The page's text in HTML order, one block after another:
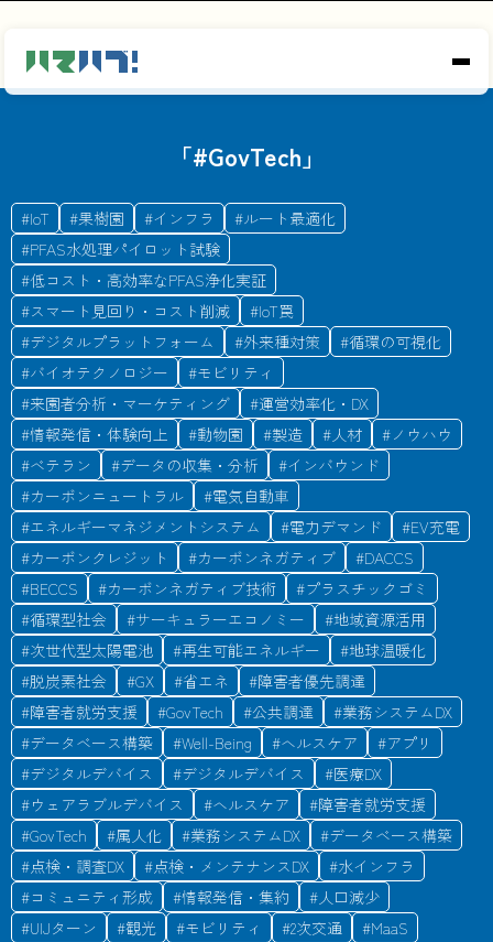
「#GovTech 」
#IoT #果樹園 #インフラ #ルート最適化
#PFAS水処理パイロット試験
#低コスト・高効率なPFAS浄化実証
#スマート見回り・コスト削減 #IoT罠
#デジタルプラットフォーム #外来種対策 #循環の可視化
#バイオテクノロジー #モビリティ
#来園者分析・マーケティング #運営効率化・DX
#情報発信・体験向上 #動物園 #製造 #人材 #ノウハウ
#ベテラン #データの収集・分析 #インバウンド
#カーボンニュートラル #電気自動車
#エネルギーマネジメントシステム #電力デマンド #EV充電
#カーボンクレジット #カーボンネガティブ #DACCS
#BECCS #カーボンネガティブ技術 #プラスチックゴミ
#循環型社会 #サーキュラーエコノミー #地域資源活用
#次世代型太陽電池 #再生可能エネルギー #地球温暖化
#脱炭素社会 #GX #省エネ #障害者優先調達
#障害者就労支援 #GovTech #公共調達 #業務システムDX
#データベース構築 #Well-Being #ヘルスケア #アプリ
#デジタルデバイス #デジタルデバイス #医療DX
#ウェアラブルデバイス #ヘルスケア #障害者就労支援
#GovTech #属人化 #業務システムDX #データベース構築
#点検・調査DX #点検・メンテナンスDX #水インフラ
#コミュニティ形成 #情報発信・集約 #人口減少
#UIJターン #観光 #モビリティ #2次交通 #MaaS